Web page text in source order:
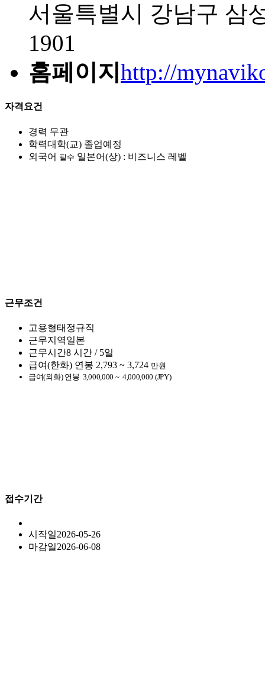
서울특별시 강남구 삼
1901
홈페이지http://
자격요건
경력 무관
학력대학(교) 졸업예정
외국어 필수 일본어(상) : 비즈니스 레벨
근무조건
고용형태 정규직
근무지역일본
근무시간8 시간 / 5일
급여(한화) 연봉 2,793 ~ 3,724 만원
급여(외화) 연봉 3,000,000 ~ 4,000,000 (JPY)
접수기간
시작일2026-05-26
마감일2026-06-08